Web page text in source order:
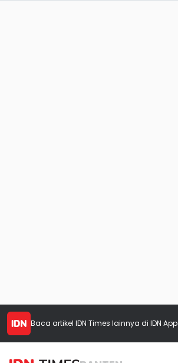
Baca artikel IDN Times lainnya di IDN App